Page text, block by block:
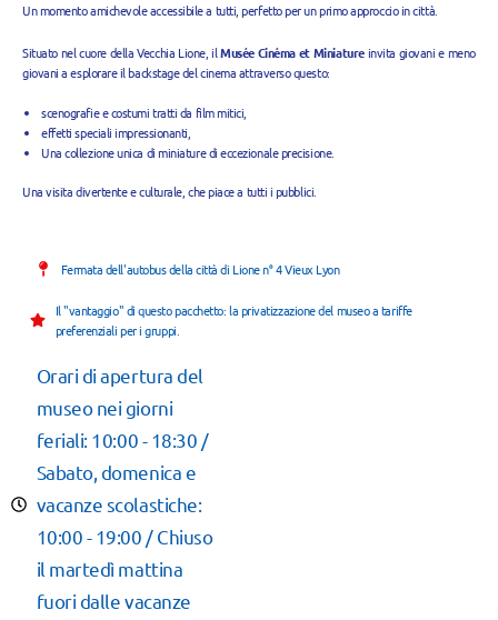
Un momento amichevole accessibile a tutti, perfetto per un primo approccio in città.
Situato nel cuore della Vecchia Lione, ilMusée Cinéma et Miniatureinvita giovani e meno
giovani a esplorare il backstage del cinema attraverso questo:
scenografie e costumi tratti da film mitici,
effetti speciali impressionanti,
Una collezione unica di miniature di eccezionale precisione.
Una visita divertente e culturale, che piace a tutti i pubblici.
Fermata dell'autobus della città di Lione n° 4 Vieux Lyon
Il "vantaggio" di questo pacchetto: la privatizzazione del museo a tariffe
preferenziali per i gruppi.
Orari di apertura del
museo nei giorni
feriali: 10:00 - 18:30 /
Sabato, domenica e
vacanze scolastiche:
10:00 - 19:00 / Chiuso
il martedì mattina
fuori dalle vacanze